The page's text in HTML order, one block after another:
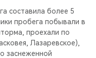
составила более 5
пробега побывали в
проехали по
Лазаревское),
заснеженной